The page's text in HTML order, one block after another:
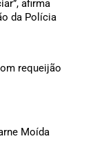
afirma
da Polícia
requeijão
Moída